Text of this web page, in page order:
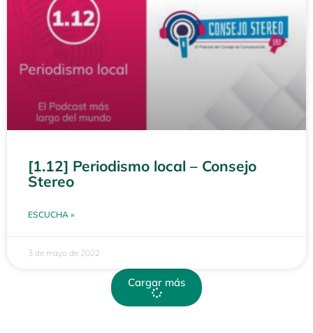
[1.12] Periodismo local – Consejo
Stereo
ESCUCHA »
3 de mayo de 2022
Cargar más